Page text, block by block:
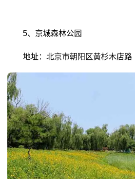
5、京城森林公园
地址：北京市朝阳区黄杉木店路